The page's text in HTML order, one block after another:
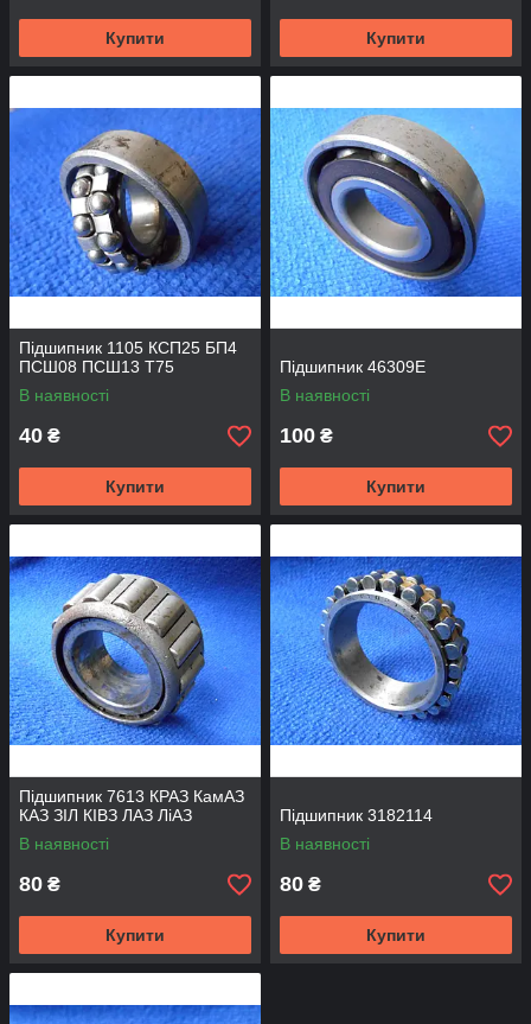
Купити Купити
Підшипник 1105 КСП25 БП4
ПСШ08 ПСШ13 Т75
В наявності
40 ₴
Купити
Підшипник 46309Е
В наявності
100 ₴
Купити
Підшипник 7613 КРАЗ КамАЗ
КАЗ ЗІЛ КІВЗ ЛАЗ ЛіАЗ
В наявності
80 ₴
Купити
Підшипник 3182114
В наявності
80 ₴
Купити